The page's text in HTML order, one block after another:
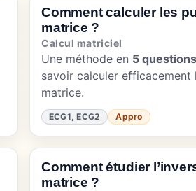
Comment calculer les
matrice ?
Calcul matriciel
Une méthode en 5
savoir calculer efficacement
matrice.
ECG1, ECG2 Appro
Comment étudier
matrice ?